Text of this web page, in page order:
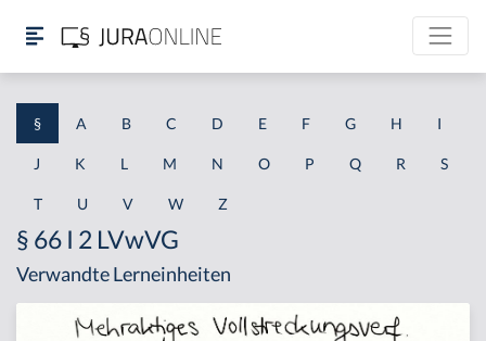
§ A B C D E F G H I
J K L M N O P Q R S
T U V W Z
§ 66 I 2 LVwVG
Verwandte Lerneinheiten